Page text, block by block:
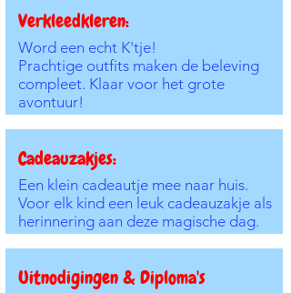
Verkleedkleren:
Word een echt K'tje!
Prachtige outfits maken de beleving
compleet. Klaar voor het grote
avontuur!
Cadeauzakjes:
Een klein cadeautje mee naar huis.
Voor elk kind een leuk cadeauzakje als
herinnering aan deze magische dag.
Uitnodigingen & Diploma's